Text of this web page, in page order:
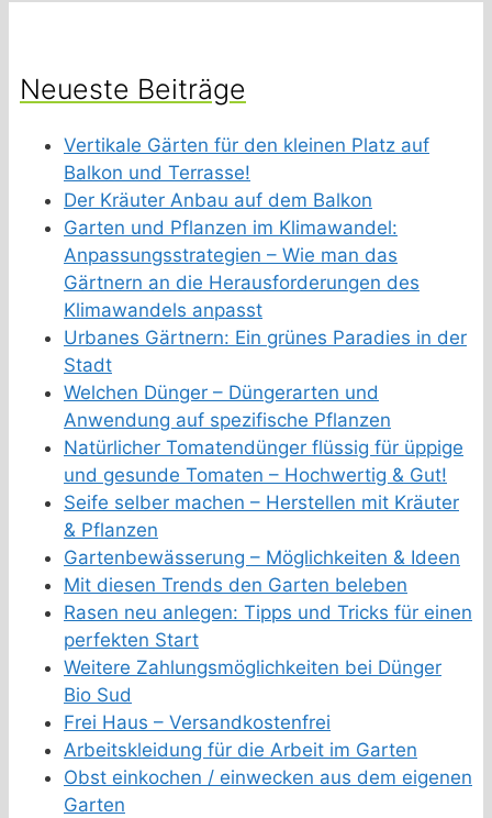
Neueste Beiträge
Vertikale Gärten für den kleinen Platz auf
Balkon und Terrasse!
Der Kräuter Anbau auf dem Balkon
Garten und Pflanzen im Klimawandel:
Anpassungsstrategien – Wie man das
Gärtnern an die Herausforderungen des
Klimawandels anpasst
Urbanes Gärtnern: Ein grünes Paradies in der
Stadt
Welchen Dünger – Düngerarten und
Anwendung auf spezifische Pflanzen
Natürlicher Tomatendünger flüssig für üppige
und gesunde Tomaten – Hochwertig & Gut!
Seife selber machen – Herstellen mit Kräuter
& Pflanzen
Gartenbewässerung – Möglichkeiten & Ideen
Mit diesen Trends den Garten beleben
Rasen neu anlegen: Tipps und Tricks für einen
perfekten Start
Weitere Zahlungsmöglichkeiten bei Dünger
Bio Sud
Frei Haus – Versandkostenfrei
Arbeitskleidung für die Arbeit im Garten
Obst einkochen / einwecken aus dem eigenen
Garten